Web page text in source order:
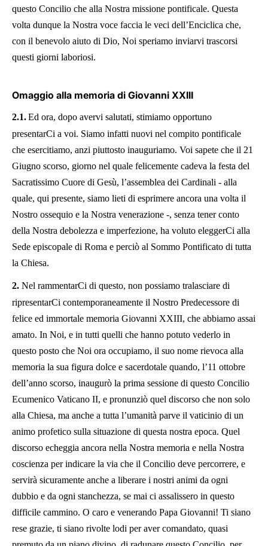
questo Concilio che alla Nostra missione pontificale. Questa
volta dunque la Nostra voce faccia le veci dell’Enciclica che,
con il benevolo aiuto di Dio, Noi speriamo inviarvi trascorsi
questi giorni laboriosi.
Omaggio alla memoria di Giovanni XXIII
2.1.Ed ora, dopo avervi salutati, stimiamo opportuno
presentarCi a voi. Siamo infatti nuovi nel compito pontificale
che esercitiamo, anzi piuttosto inauguriamo. Voi sapete che il 21
Giugno scorso, giorno nel quale felicemente cadeva la festa del
Sacratissimo Cuore di Gesù, l’assemblea dei Cardinali - alla
quale, qui presente, siamo lieti di esprimere ancora una volta il
Nostro ossequio e la Nostra venerazione -, senza tener conto
della Nostra debolezza e imperfezione, ha voluto eleggerCi alla
Sede episcopale di Roma e perciò al Sommo Pontificato di tutta
la Chiesa.
2. Nel rammentarCi di questo, non possiamo tralasciare di
ripresentarCi contemporaneamente il Nostro Predecessore di
felice ed immortale memoria Giovanni XXIII, che abbiamo assai
amato. In Noi, e in tutti quelli che hanno potuto vederlo in
questo posto che Noi ora occupiamo, il suo nome rievoca alla
memoria la sua figura dolce e sacerdotale quando, l’11 ottobre
dell’anno scorso, inaugurò la prima sessione di questo Concilio
Ecumenico Vaticano II, e pronunziò quel discorso che non solo
alla Chiesa, ma anche a tutta l’umanità parve il vaticinio di un
animo profetico sulla situazione di questa nostra epoca. Quel
discorso echeggia ancora nella Nostra memoria e nella Nostra
coscienza per indicare la via che il Concilio deve percorrere, e
servirà sicuramente anche a liberare i nostri animi da ogni
dubbio e da ogni stanchezza, se mai ci assalissero in questo
difficile cammino. O caro e venerando Papa Giovanni! Ti siano
rese grazie, ti siano rivolte lodi per aver comandato, quasi